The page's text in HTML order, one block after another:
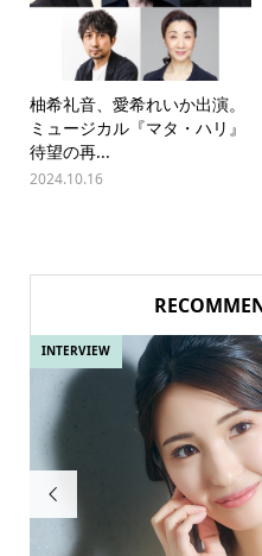
柚希礼音、愛希れいか出演。
ミュージカル『マタ・ハリ』
待望の再...
2024.10.16

INTERVIEW